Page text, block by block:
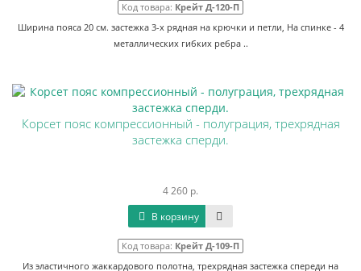
Код товара: Крейт Д-120-П
Ширина пояса 20 см. застежка 3-х рядная на крючки и петли, На спинке - 4
металлических гибких ребра ..
Корсет пояс компрессионный - полуграция, трехрядная
застежка сперди.
4 260 р.
В корзину
Код товара: Крейт Д-109-П
Из эластичного жаккардового полотна, трехрядная застежка спереди на